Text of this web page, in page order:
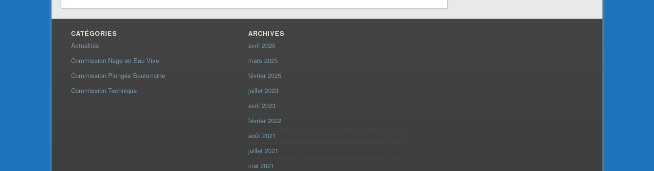
CATÉGORIES
Actualités
Commission Nage en Eau Vive
Commission Plongée Souterraine
Commission Technique
ARCHIVES
avril 2025
mars 2025
février 2025
juillet 2023
avril 2023
février 2022
août 2021
juillet 2021
mai 2021